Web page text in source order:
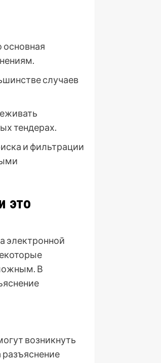
случаев
тендерах.
и фильтрации
это
электронной
В
возникнуть